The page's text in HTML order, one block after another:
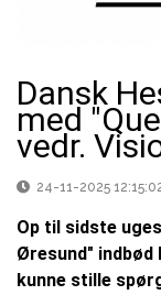
Dansk
med
vedr.
24-11-2025
Op til sidste
Øresund" indbød
kunne stille